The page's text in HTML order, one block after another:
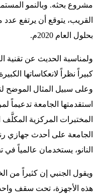
مشروع بحثه. وبالنمو
بحلول العام 2020م.
ولمناسبة الحديث عن تقنية
كبيراً نظراً لانعكاساتها
وعلى سبيل المثال الموضح
استقدمتها الجامعة تدعيماً
المختبرات المركزية
الجامعة على أحدث جهازي
النانو، يستخدمان عالمياً
ويقول الجنبي إن كثيراً من
هذه الأجهزة، تحت سقف